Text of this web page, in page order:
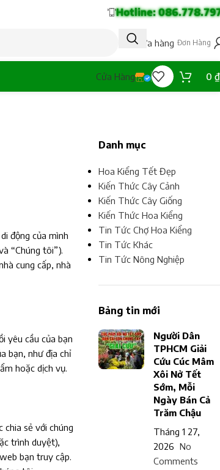
Hotline:
Tạo cửa hàng Đơn Hàng
Cửa Hàng 0 ₫
động của mình
“Chúng tôi”).
cung cấp, nhà
yêu cầu của bạn
bạn, như địa chỉ
hoặc dịch vụ.
sẻ với chúng
trình duyệt),
bạn truy cập.
Danh mục
Hoa Kiểng Tết Đẹp
Kiến Thức Cây Cảnh
Kiến Thức Cây Giống
Kiến Thức Hoa Kiểng
Tin Tức Chợ Hoa Kiểng
Tin Tức Khác
Tin Tức Nông Nghiệp
Bảng tin mới
Người Dân
TPHCM Giải
Cứu Cúc Mâm
Xôi Nở Tết
Sớm, Mỗi
Ngày Bán Cả
Trăm Chậu
Tháng 1 27,
2026 No
Comments